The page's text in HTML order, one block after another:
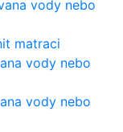
vody nebo
matraci
vody nebo
vody nebo